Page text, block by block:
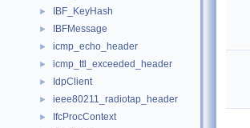
► IBF_KeyHash
► IBFMessage
► icmp_echo_header
► icmp_ttl_exceeded_header
► IdpClient
► ieee80211_radiotap_header
► IfcProcContext